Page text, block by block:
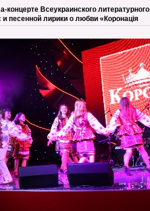
Всеукраинского литературного
песенной лирики о любви «Коронація